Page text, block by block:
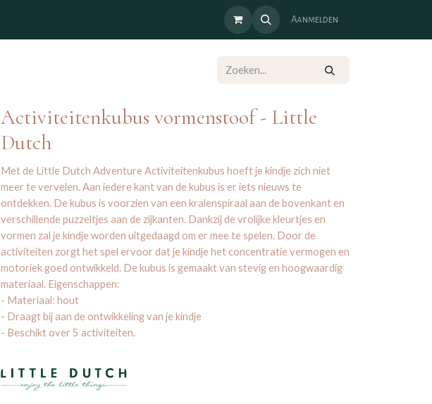
Aanmelden
Activiteitenkubus vormenstoof - Little
Dutch
Met de Little Dutch Adventure Activiteitenkubus hoeft je kindje zich niet
meer te vervelen. Aan iedere kant van de kubus is er iets nieuws te
ontdekken. De kubus is voorzien van een kralenspiraal aan de bovenkant en
verschillende puzzeltjes aan de zijkanten. Dankzij de vrolijke kleurtjes en
vormen zal je kindje worden uitgedaagd om er mee te spelen. Door de
activiteiten zorgt het spel ervoor dat je kindje het concentratie vermogen en
motoriek goed ontwikkeld. De kubus is gemaakt van stevig en hoogwaardig
materiaal. Eigenschappen:
- Materiaal: hout
- Draagt bij aan de ontwikkeling van je kindje
- Beschikt over 5 activiteiten.